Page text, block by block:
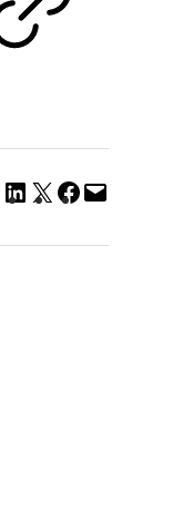
Share
LinkedIn
Share
X
Share
Facebook
Page